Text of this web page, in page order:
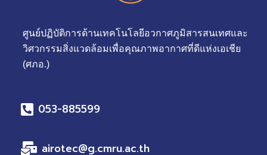
ศูนย์ปฏิบัติการด้านเทคโนโลยีอวกาศภูมิสารสนเทศและ
วิศวกรรมสิ่งแวดล้อมเพื่อคุณภาพอากาศที่ดีแห่งเอเชีย
(ศภอ.)
053-885599
airotec@g.cmru.ac.th